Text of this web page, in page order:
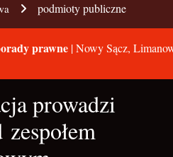
podmioty publiczne
prawne | Nowy Sącz,
prowadzi